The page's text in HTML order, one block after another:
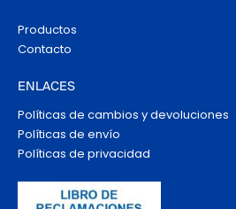
Productos
Contacto
ENLACES
Políticas de cambios y devoluciones
Políticas de envío
Políticas de privacidad